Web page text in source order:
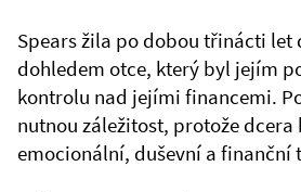
Spears žila po dobou třinácti let
dohledem otce, který byl jejím
kontrolu nad jejími financemi.
nutnou záležitost, protože dcera
emocionální, duševní a finanční